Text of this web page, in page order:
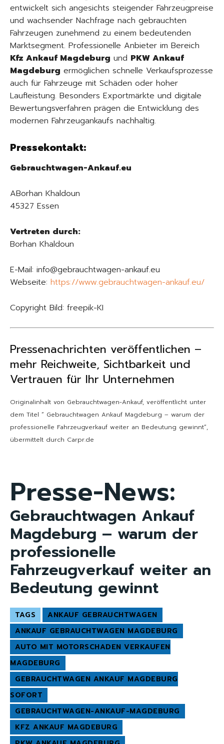
entwickelt sich angesichts steigender Fahrzeugpreise
und wachsender Nachfrage nach gebrauchten
Fahrzeugen zunehmend zu einem bedeutenden
Marktsegment. Professionelle Anbieter im Bereich
Kfz Ankauf Magdeburg und PKW Ankauf
Magdeburg ermöglichen schnelle Verkaufsprozesse
auch für Fahrzeuge mit Schäden oder hoher
Laufleistung. Besonders Exportmärkte und digitale
Bewertungsverfahren prägen die Entwicklung des
modernen Fahrzeugankaufs nachhaltig.
Pressekontakt:
Gebrauchtwagen-Ankauf.eu
ABorhan Khaldoun
45327 Essen
Vertreten durch:
Borhan Khaldoun
E-Mail: info@gebrauchtwagen-ankauf.eu
Webseite: https://www.gebrauchtwagen-ankauf.eu/
Copyright Bild: freepik-KI
Pressenachrichten veröffentlichen –
mehr Reichweite, Sichtbarkeit und
Vertrauen für Ihr Unternehmen
Originalinhalt von Gebrauchtwagen-Ankauf, veröffentlicht unter
dem Titel “ Gebrauchtwagen Ankauf Magdeburg – warum der
professionelle Fahrzeugverkauf weiter an Bedeutung gewinnt“,
übermittelt durch Carpr.de
Presse-News:
Gebrauchtwagen Ankauf
Magdeburg – warum der
professionelle
Fahrzeugverkauf weiter an
Bedeutung gewinnt
TAGS
ANKAUF GEBRAUCHTWAGEN
ANKAUF GEBRAUCHTWAGEN MAGDEBURG
AUTO MIT MOTORSCHADEN VERKAUFEN
MAGDEBURG
GEBRAUCHTWAGEN ANKAUF MAGDEBURG
SOFORT
GEBRAUCHTWAGEN-ANKAUF-MAGDEBURG
KFZ ANKAUF MAGDEBURG